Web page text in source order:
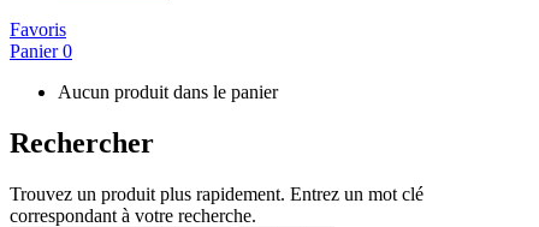
Favoris
Panier0
Aucun produit dans le panier
Rechercher
Trouvez un produit plus rapidement. Entrez un mot clé
correspondant à votre recherche.